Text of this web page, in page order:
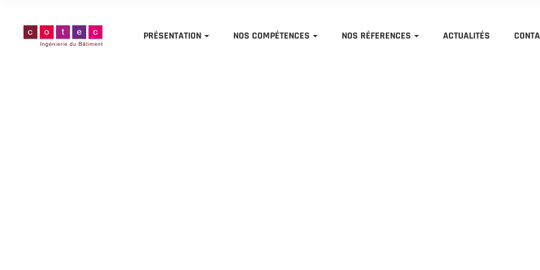
PRÉSENTATION NOS COMPÉTENCES NOS RÉFERENCES ACTUALITÉS